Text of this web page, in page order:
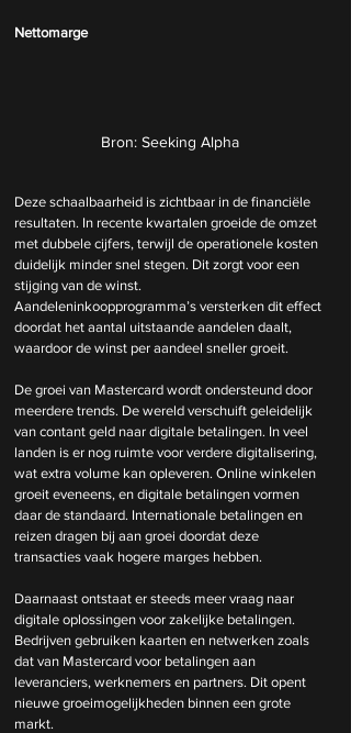
Nettomarge
Bron: Seeking Alpha
Deze schaalbaarheid is zichtbaar in de financiële
resultaten. In recente kwartalen groeide de omzet
met dubbele cijfers, terwijl de operationele kosten
duidelijk minder snel stegen. Dit zorgt voor een
stijging van de winst.
Aandeleninkoopprogramma’s versterken dit effect
doordat het aantal uitstaande aandelen daalt,
waardoor de winst per aandeel sneller groeit.
De groei van Mastercard wordt ondersteund door
meerdere trends. De wereld verschuift geleidelijk
van contant geld naar digitale betalingen. In veel
landen is er nog ruimte voor verdere digitalisering,
wat extra volume kan opleveren. Online winkelen
groeit eveneens, en digitale betalingen vormen
daar de standaard. Internationale betalingen en
reizen dragen bij aan groei doordat deze
transacties vaak hogere marges hebben.
Daarnaast ontstaat er steeds meer vraag naar
digitale oplossingen voor zakelijke betalingen.
Bedrijven gebruiken kaarten en netwerken zoals
dat van Mastercard voor betalingen aan
leveranciers, werknemers en partners. Dit opent
nieuwe groeimogelijkheden binnen een grote
markt.